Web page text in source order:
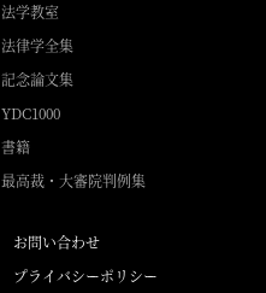
法学教室
法律学全集
記念論文集
YDC1000
書籍
最高裁・大審院判例集
お問い合わせ
プライバシーポリシー